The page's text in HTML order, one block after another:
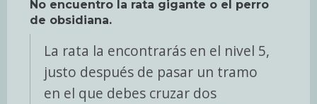
No encuentro la rata gigante o el perro
de obsidiana.
La rata la encontrarás en el nivel 5,
justo después de pasar un tramo
en el que debes cruzar dos